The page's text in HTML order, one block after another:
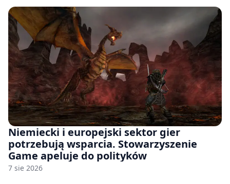
Niemiecki i europejski sektor gier
potrzebują wsparcia. Stowarzyszenie
Game apeluje do polityków
7 sie 2026